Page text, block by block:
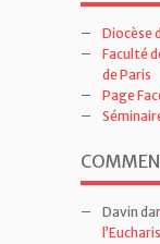
Diocèse
Faculté
de Paris
Page
Davin